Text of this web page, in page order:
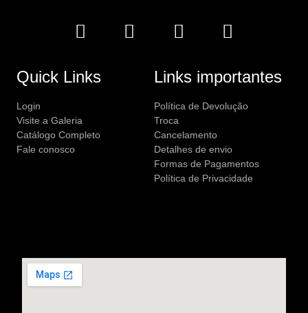
Quick Links
Login
Visite a Galeria
Catálogo Completo
Fale conosco
Links importantes
Política de Devolução
Troca
Cancelamento
Detalhes de envio
Formas de Pagamentos
Política de Privacidade